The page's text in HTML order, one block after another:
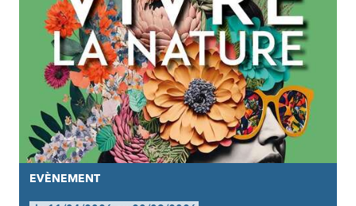
EVÈNEMENT